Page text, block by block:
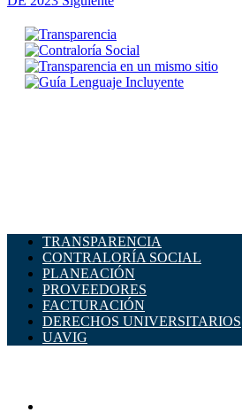
TRANSPARENCIA
CONTRALORÍA SOCIAL
PLANEACIÓN
PROVEEDORES
FACTURACIÓN
DERECHOS UNIVERSITARIOS
UAVIG